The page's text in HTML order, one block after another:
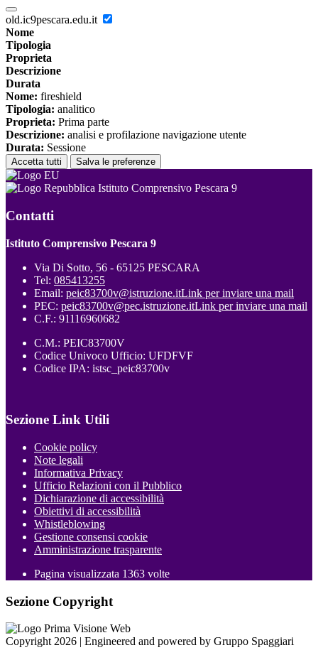
old.ic9pescara.edu.it
Nome
Tipologia
Proprieta
Descrizione
Durata
Nome: fireshield
Tipologia: analitico
Proprieta: Prima parte
Descrizione: analisi e profilazione navigazione utente
Durata: Sessione
Accetta tutti Salva le preferenze
Istituto Comprensivo Pescara 9
Contatti
Istituto Comprensivo Pescara 9
Via Di Sotto, 56 - 65125 PESCARA
Tel: 085413255
Email: peic83700v@istruzione.itLink per inviare una mail
PEC: peic83700v@pec.istruzione.itLink per inviare una mail
C.F.: 91116960682
C.M.: PEIC83700V
Codice Univoco Ufficio: UFDFVF
Codice IPA: istsc_peic83700v
Sezione Link Utili
Cookie policy
Note legali
Informativa Privacy
Ufficio Relazioni con il Pubblico
Dichiarazione di accessibilità
Obiettivi di accessibilità
Whistleblowing
Gestione consensi cookie
Amministrazione trasparente
Pagina visualizzata 1363 volte
Sezione Copyright
Copyright 2026 | Engineered and powered by Gruppo Spaggiari